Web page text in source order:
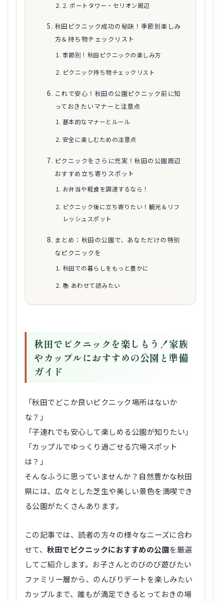
2. ポートタワー・セリオン周辺
秋田ピクニック成功の秘訣！季節別楽しみ
方＆持ち物チェックリスト
季節別！秋田ピクニックの楽しみ方
ピクニック持ち物チェックリスト
これで安心！秋田の公園ピクニック前に知
っておきたいマナーと注意点
基本的なマナーとルール
安全に楽しむための注意点
ピクニックをさらに充実！秋田の公園周辺
おすすめ立ち寄りスポット
お弁当や軽食を調達するなら！
ピクニック後に立ち寄りたい！観光＆リフ
レッシュスポット
まとめ：秋田の公園で、あなただけの特別
なピクニックを
秋田での暮らしをもっと豊かに
📚 あわせて読みたい
秋田でピクニックを楽しもう！家族
やカップルにおすすめの公園と準備
ガイド
「秋田でどこか良いピクニック場所はないか
な？」
「子連れでも安心して楽しめる公園が知りたい」
「カップルでゆっくり過ごせる穴場スポット
は？」
そんなふうに思っていませんか？自然豊かな秋田
県には、広々とした芝生や美しい景色を満喫でき
る公園がたくさんあります。
この記事では、読者の方々の様々なニーズに合わ
せて、秋田でピクニックにおすすめの公園を厳選
してご紹介します。お子さんとのびのび遊びたい
ファミリー層から、のんびりデートを楽しみたい
カップルまで、誰もが満足できるとっておきの場